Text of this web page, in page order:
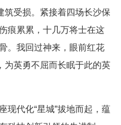
筑受损。紧接着四场长沙保
痕累累，十几万将士在这
。我回过神来，眼前红花
为英勇不屈而长眠于此的英
现代化“星城”拔地而起，蕴